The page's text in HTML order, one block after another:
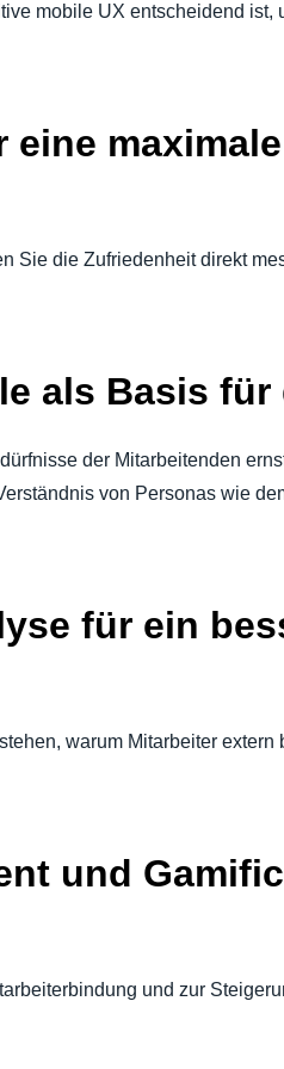
mobile UX entscheidend ist,
maximale
Sie die Zufriedenheit direkt
als Basis für
der Mitarbeitenden
von Personas wie
für ein
warum Mitarbeiter extern
und
und zur